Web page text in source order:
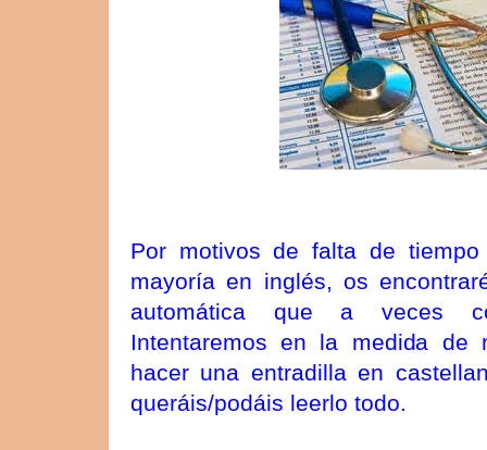
Por motivos de falta de
mayoría en inglés, os
automática que a veces
Intentaremos en la medida de
hacer una entradilla en
queráis/podáis leerlo todo.